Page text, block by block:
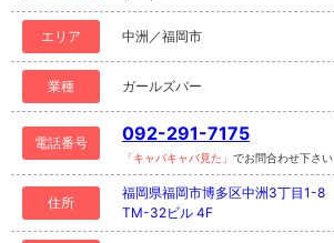
エリア 中洲／福岡市
業種 ガールズバー
電話番号 092-291-7175
「キャバキャバ見た」 でお問合わせ下さい
住所
福岡県福岡市博多区中洲3丁目1-8
TM-32ビル 4F